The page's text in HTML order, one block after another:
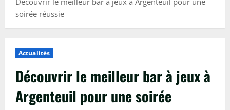
soirée réussie
Actualités
Découvrir le meilleur bar à jeux à
Argenteuil pour une soirée